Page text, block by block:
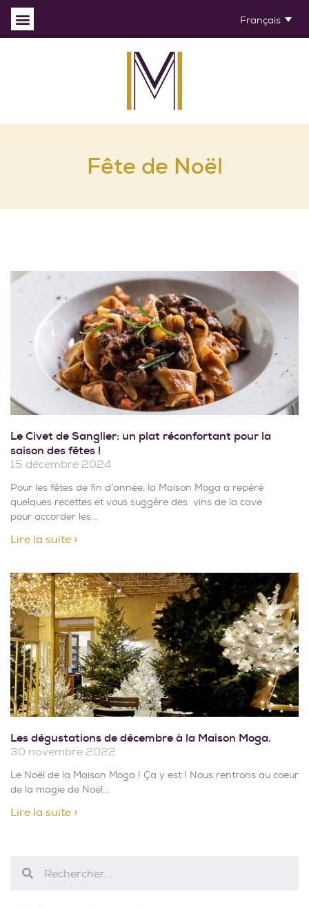
Français
Fête de Noël
Le Civet de Sanglier: un plat réconfortant pour la
saison des fêtes !
15 décembre 2024
Pour les fêtes de fin d’année, la Maison Moga a repéré
quelques recettes et vous suggère des vins de la cave
pour accorder les
Lire la suite >
Les dégustations de décembre à la Maison Moga.
30 novembre 2022
Le Noël de la Maison Moga ! Ça y est ! Nous rentrons au coeur
de la magie de Noël
Lire la suite >